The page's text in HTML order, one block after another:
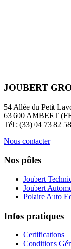
JOUBERT
54 Allée du Petit
63 600 AMBERT
Tél : (33) 04 73 82
Nous contacter
Nos pôles
Joubert
Joubert
Polaire Auto
Infos pratiques
Certifications
Conditions